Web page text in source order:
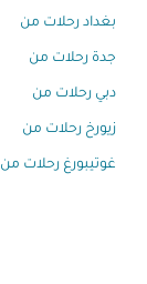
بغداد رحلات من
جدة رحلات من
دبي رحلات من
زيورخ رحلات من
غوتيبورغ رحلات من